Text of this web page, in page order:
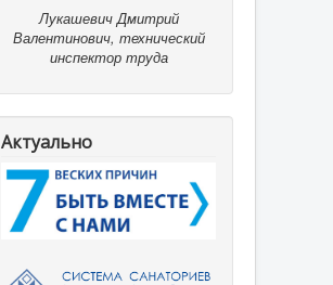
Лукашевич Дмитрий
Валентинович, технический
инспектор труда
Актуально